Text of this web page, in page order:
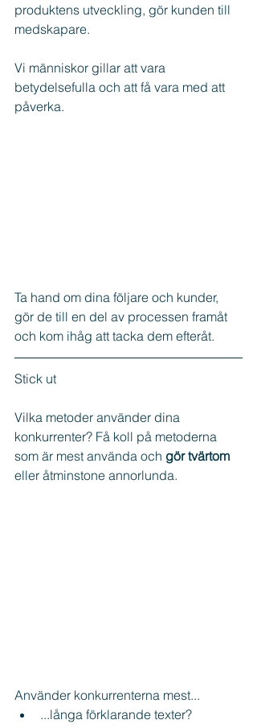
produktens utveckling, gör kunden till
medskapare.
Vi människor gillar att vara
betydelsefulla och att få vara med att
påverka.
Ta hand om dina följare och kunder,
gör de till en del av processen framåt
och kom ihåg att tacka dem efteråt.
Stick ut
Vilka metoder använder dina
konkurrenter? Få koll på metoderna
som är mest använda och gör tvärtom
eller åtminstone annorlunda.
Använder konkurrenterna mest...
...långa förklarande texter?